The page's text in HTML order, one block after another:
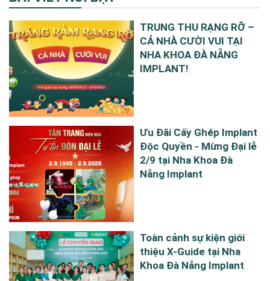
TRUNG THU RẠNG RỠ –
CẢ NHÀ CƯỜI VUI TẠI
NHA KHOA ĐÀ NẴNG
IMPLANT!
Ưu Đãi Cấy Ghép Implant
Độc Quyền - Mừng Đại lễ
2/9 tại Nha Khoa Đà
Nẵng Implant
Toàn cảnh sự kiện giới
thiệu X-Guide tại Nha
Khoa Đà Nẵng Implant